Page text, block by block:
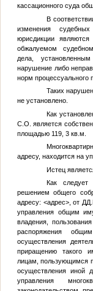
кассационного суда
В
изменения
юрисдикции
обжалуемом
дела,
нарушение либо
норм процессуального
Таких
не установлено.
Как
С.О. является
площадью 119, 3 кв.м.
адресу, находится на
Истец
Как
решением общего
адресу: <адрес>, от
управления общим
владения,
распоряжения
осуществления
приращению такого
лицам, пользующимся
осуществления иной
управления